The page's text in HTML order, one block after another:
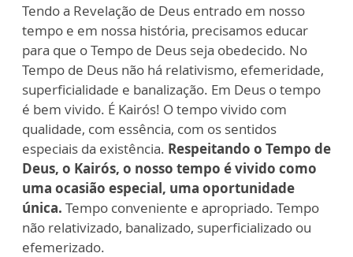
Tendo a Revelação de Deus entrado em nosso
tempo e em nossa história, precisamos educar
para que o Tempo de Deus seja obedecido. No
Tempo de Deus não há relativismo, efemeridade,
superficialidade e banalização. Em Deus o tempo
é bem vivido. É Kairós! O tempo vivido com
qualidade, com essência, com os sentidos
especiais da existência. Respeitando o Tempo de
Deus, o Kairós, o nosso tempo é vivido como
uma ocasião especial, uma oportunidade
única. Tempo conveniente e apropriado. Tempo
não relativizado, banalizado, superficializado ou
efemerizado.